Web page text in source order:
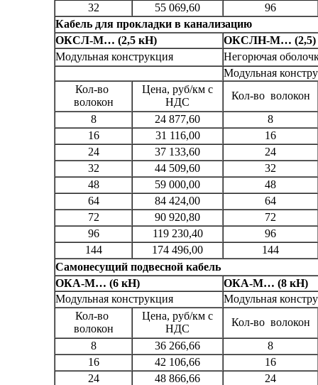
32
55 069,60
96
Кабель для прокладки в канализацию
ОКСЛ-М… (2,5 кН)
ОКСЛН-М… (2,5)
Модульная конструкция
Негорючая
Модульная
Кол-во
волокон
Цена, руб/км с
НДС
Кол-во волокон
8
24 877,60
8
16
31 116,00
16
24
37 133,60
24
32
44 509,60
32
48
59 000,00
48
64
84 424,00
64
72
90 920,80
72
96
119 230,40
96
144
174 496,00
144
Самонесущий подвесной кабель
ОКА-М… (6 кН)
ОКА-М… (8 кН)
Модульная конструкция
Модульная
Кол-во
волокон
Цена, руб/км с
НДС
Кол-во волокон
8
36 266,66
8
16
42 106,66
16
24
48 866,66
24